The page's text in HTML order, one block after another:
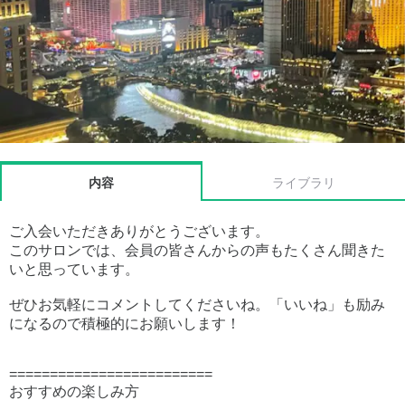
内容 ライブラリ
ご入会いただきありがとうございます。
このサロンでは、会員の皆さんからの声もたくさん聞きた
いと思っています。
ぜひお気軽にコメントしてくださいね。「いいね」も励み
になるので積極的にお願いします！
=========================
おすすめの楽しみ方